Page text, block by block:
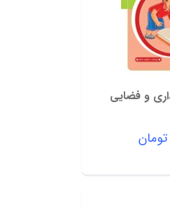
تومان